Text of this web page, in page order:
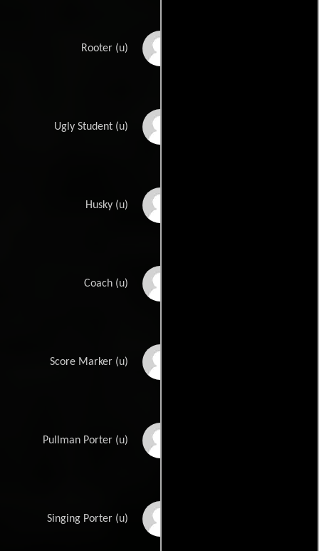
Rooter (u)
Ugly Student (u)
Husky (u)
Coach (u)
Score Marker (u)
Pullman Porter (u)
Singing Porter (u)